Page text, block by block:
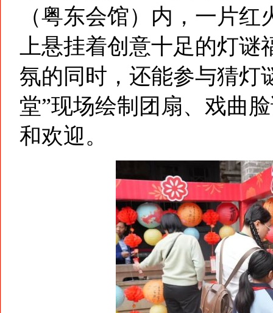
（粤东会馆）内，一片
上悬挂着创意十足的灯谜
氛的同时，还能参与猜灯
堂”现场绘制团扇、戏曲
和欢迎。